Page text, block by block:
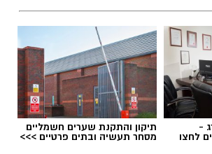
-
לחצו
תיקון והתקנת שערים חשמליים
מסחר תעשיה ובתים פרטיים >>>